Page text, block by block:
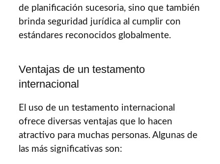
de planificación sucesoria, sino que también
brinda seguridad jurídica al cumplir con
estándares reconocidos globalmente.
Ventajas de un testamento
internacional
El uso de un testamento internacional
ofrece diversas ventajas que lo hacen
atractivo para muchas personas. Algunas de
las más significativas son: